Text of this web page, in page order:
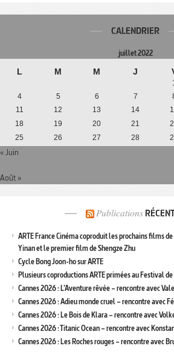
CALENDRIER
juillet 2022
L M M J
4
5 6 7
11
12 13 14
18
19 20 21
25
26 27 28
« Juin
Août »
Publications
ARTE France Cinéma coproduit les prochains films
Yinan et le premier film de Shengze Zhu
Cycle Bong Joon-ho sur ARTE
Plusieurs coproductions ARTE primées au Festival de
Cannes 2026 : L’Aventure rêvée – rencontre avec
Cannes 2026 : Adieu monde cruel – rencontre avec
Cannes 2026 : Le Bois de Klara – rencontre avec
Cannes 2026 : Titanic Ocean – rencontre avec
Cannes 2026 : Les Roches rouges – rencontre avec